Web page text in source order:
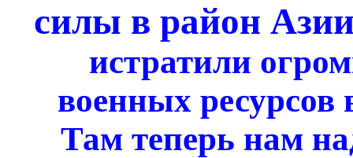
силы в район
истратили
военных
Там теперь нам